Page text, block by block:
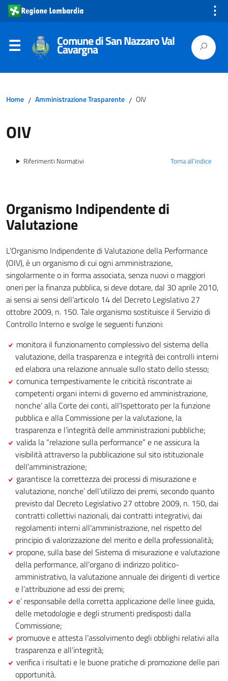
⋮
Comune di San Nazzaro Val
Cavargna
Home / Amministrazione Trasparente / OIV
OIV
Torna all'indice
Riferimenti Normativi
Organismo Indipendente di
Valutazione
L’Organismo Indipendente di Valutazione della Performance
(OIV), è un organismo di cui ogni amministrazione,
singolarmente o in forma associata, senza nuovi o maggiori
oneri per la finanza pubblica, si deve dotare, dal 30 aprile 2010,
ai sensi ai sensi dell’articolo 14 del Decreto Legislativo 27
ottobre 2009, n. 150. Tale organismo sostituisce il Servizio di
Controllo Interno e svolge le seguenti funzioni:
monitora il funzionamento complessivo del sistema della
valutazione, della trasparenza e integrità dei controlli interni
ed elabora una relazione annuale sullo stato dello stesso;
comunica tempestivamente le criticità riscontrate ai
competenti organi interni di governo ed amministrazione,
nonche’ alla Corte dei conti, all’Ispettorato per la funzione
pubblica e alla Commissione per la valutazione, la
trasparenza e l’integrità delle amministrazioni pubbliche;
valida la “relazione sulla performance” e ne assicura la
visibilità attraverso la pubblicazione sul sito istituzionale
dell’amministrazione;
garantisce la correttezza dei processi di misurazione e
valutazione, nonche’ dell’utilizzo dei premi, secondo quanto
previsto dal Decreto Legislativo 27 ottobre 2009, n. 150, dai
contratti collettivi nazionali, dai contratti integrativi, dai
regolamenti interni all’amministrazione, nel rispetto del
principio di valorizzazione del merito e della professionalità;
propone, sulla base del Sistema di misurazione e valutazione
della performance, all’organo di indirizzo politico-
amministrativo, la valutazione annuale dei dirigenti di vertice
e l’attribuzione ad essi dei premi;
e’ responsabile della corretta applicazione delle linee guida,
delle metodologie e degli strumenti predisposti dalla
Commissione;
promuove e attesta l’assolvimento degli obblighi relativi alla
trasparenza e all’integrità;
verifica i risultati e le buone pratiche di promozione delle pari
opportunità.